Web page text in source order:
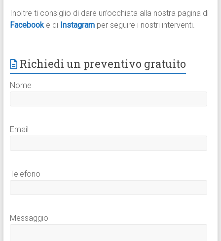
Inoltre ti consiglio di dare un’occhiata alla nostra pagina di
Facebook e di Instagram per seguire i nostri interventi.
Richiedi un preventivo gratuito
Nome
Email
Telefono
Messaggio